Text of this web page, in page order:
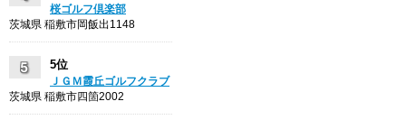
桜ゴルフ倶楽部
茨城県 稲敷市岡飯出1148
5位
ＪＧＭ霞丘ゴルフクラブ
茨城県 稲敷市四箇2002